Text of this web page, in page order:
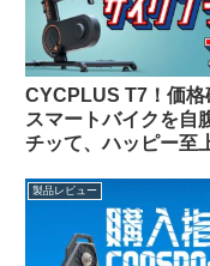
CYCPLUS T7！価格
スマートバイクを自
チッて、ハッピー至
製品レビュー